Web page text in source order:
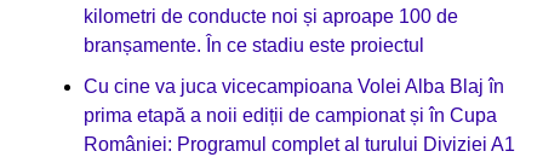
kilometri de conducte noi și aproape 100 de
branșamente. În ce stadiu este proiectul
Cu cine va juca vicecampioana Volei Alba Blaj în
prima etapă a noii ediții de campionat și în Cupa
României: Programul complet al turului Diviziei A1